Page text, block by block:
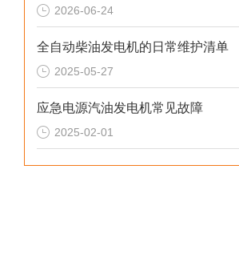
2026-06-24
全自动柴油发电机的日常维护清单
2025-05-27
应急电源汽油发电机常见故障
2025-02-01